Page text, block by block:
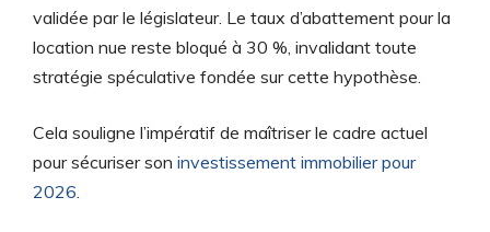
validée par le législateur. Le taux d’abattement pour la
location nue reste bloqué à 30 %, invalidant toute
stratégie spéculative fondée sur cette hypothèse.
Cela souligne l’impératif de maîtriser le cadre actuel
pour sécuriser son investissement immobilier pour
2026.